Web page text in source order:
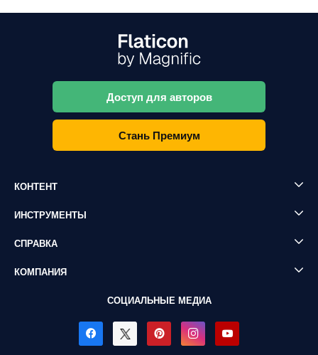
Доступ для авторов
Стань Премиум
КОНТЕНТ
ИНСТРУМЕНТЫ
СПРАВКА
КОМПАНИЯ
СОЦИАЛЬНЫЕ МЕДИА